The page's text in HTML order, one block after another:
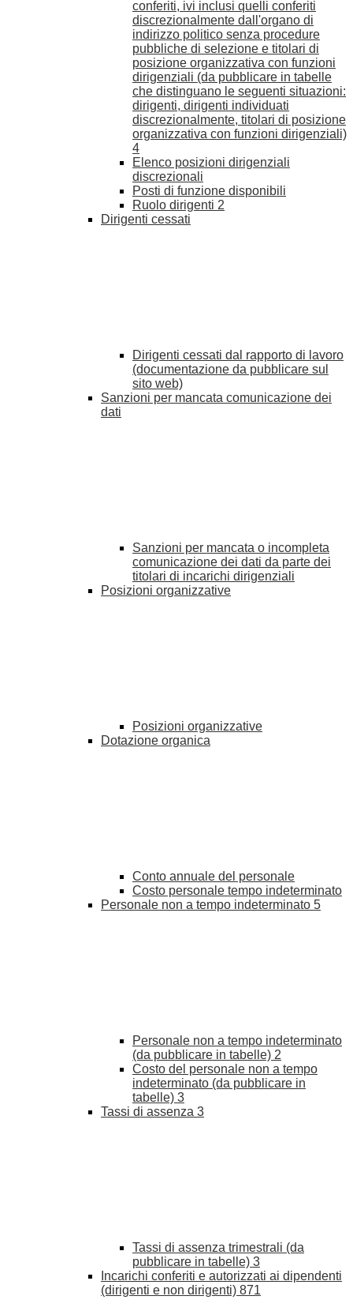
conferiti, ivi inclusi quelli conferiti
discrezionalmente dall'organo di
indirizzo politico senza procedure
pubbliche di selezione e titolari di
posizione organizzativa con funzioni
dirigenziali (da pubblicare in tabelle
che distinguano le seguenti situazioni:
dirigenti, dirigenti individuati
discrezionalmente, titolari di posizione
organizzativa con funzioni dirigenziali)
4
Elenco posizioni dirigenziali
discrezionali
Posti di funzione disponibili
Ruolo dirigenti 2
Dirigenti cessati
Dirigenti cessati dal rapporto di lavoro
(documentazione da pubblicare sul
sito web)
Sanzioni per mancata comunicazione dei
dati
Sanzioni per mancata o incompleta
comunicazione dei dati da parte dei
titolari di incarichi dirigenziali
Posizioni organizzative
Posizioni organizzative
Dotazione organica
Conto annuale del personale
Costo personale tempo indeterminato
Personale non a tempo indeterminato 5
Personale non a tempo indeterminato
(da pubblicare in tabelle) 2
Costo del personale non a tempo
indeterminato (da pubblicare in
tabelle) 3
Tassi di assenza 3
Tassi di assenza trimestrali (da
pubblicare in tabelle) 3
Incarichi conferiti e autorizzati ai dipendenti
(dirigenti e non dirigenti) 871